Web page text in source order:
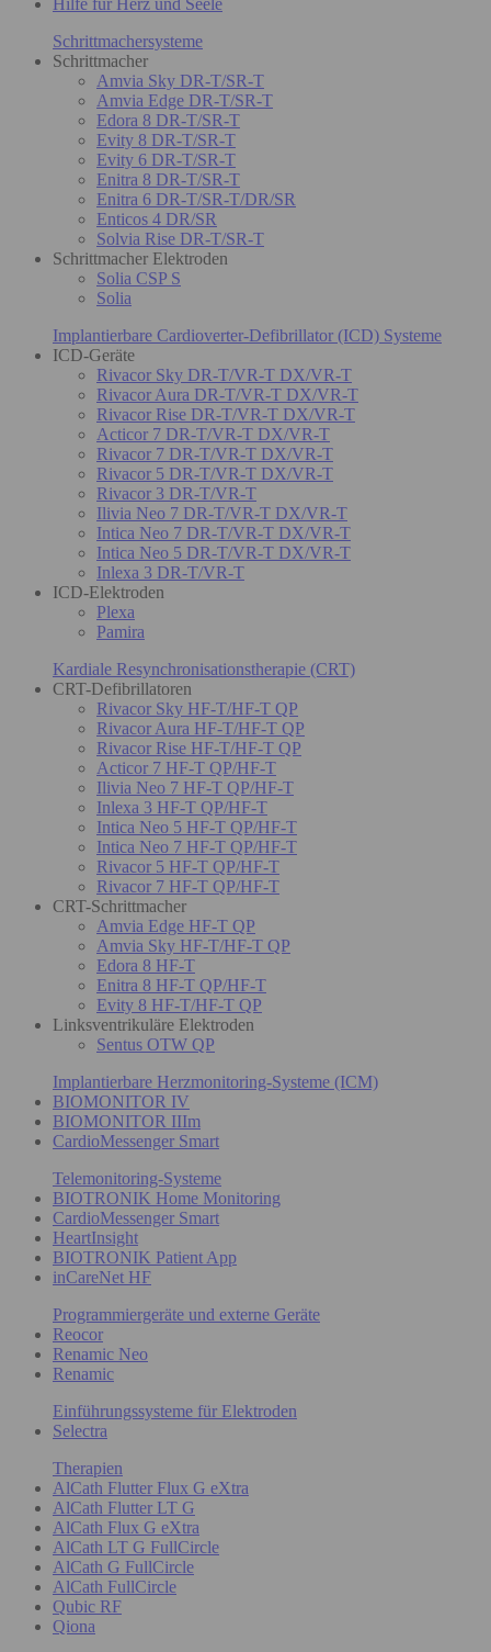
Schrittmachersysteme
Schrittmacher
Amvia Sky DR-T/SR-T
Amvia Edge DR-T/SR-T
Edora 8 DR-T/SR-T
Evity 8 DR-T/SR-T
Evity 6 DR-T/SR-T
Enitra 8 DR-T/SR-T
Enitra 6 DR-T/SR-T/DR/SR
Enticos 4 DR/SR
Solvia Rise DR-T/SR-T
Schrittmacher Elektroden
Solia CSP S
Solia
Implantierbare Cardioverter-Defibrillator (ICD) Systeme
ICD-Geräte
Rivacor Sky DR-T/VR-T DX/VR-T
Rivacor Aura DR-T/VR-T DX/VR-T
Rivacor Rise DR-T/VR-T DX/VR-T
Acticor 7 DR-T/VR-T DX/VR-T
Rivacor 7 DR-T/VR-T DX/VR-T
Rivacor 5 DR-T/VR-T DX/VR-T
Rivacor 3 DR-T/VR-T
Ilivia Neo 7 DR-T/VR-T DX/VR-T
Intica Neo 7 DR-T/VR-T DX/VR-T
Intica Neo 5 DR-T/VR-T DX/VR-T
Inlexa 3 DR-T/VR-T
ICD-Elektroden
Plexa
Pamira
Kardiale Resynchronisationstherapie (CRT)
CRT-Defibrillatoren
Rivacor Sky HF-T/HF-T QP
Rivacor Aura HF-T/HF-T QP
Rivacor Rise HF-T/HF-T QP
Acticor 7 HF-T QP/HF-T
Ilivia Neo 7 HF-T QP/HF-T
Inlexa 3 HF-T QP/HF-T
Intica Neo 5 HF-T QP/HF-T
Intica Neo 7 HF-T QP/HF-T
Rivacor 5 HF-T QP/HF-T
Rivacor 7 HF-T QP/HF-T
CRT-Schrittmacher
Amvia Edge HF-T QP
Amvia Sky HF-T/HF-T QP
Edora 8 HF-T
Enitra 8 HF-T QP/HF-T
Evity 8 HF-T/HF-T QP
Linksventrikuläre Elektroden
Sentus OTW QP
Implantierbare Herzmonitoring-Systeme (ICM)
BIOMONITOR IV
BIOMONITOR IIIm
CardioMessenger Smart
Telemonitoring-Systeme
BIOTRONIK Home Monitoring
CardioMessenger Smart
HeartInsight
BIOTRONIK Patient App
inCareNet HF
Programmiergeräte und externe Geräte
Reocor
Renamic Neo
Renamic
Einführungssysteme für Elektroden
Selectra
Therapien
AlCath Flutter Flux G eXtra
AlCath Flutter LT G
AlCath Flux G eXtra
AlCath LT G FullCircle
AlCath G FullCircle
AlCath FullCircle
Qubic RF
Qiona